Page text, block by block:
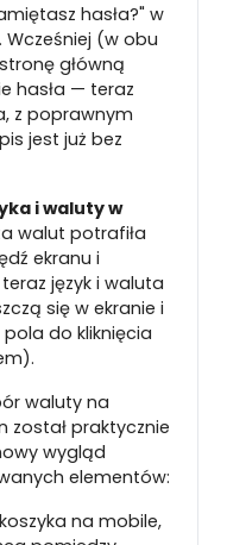
hasła?" w
(w obu
główną
hasła — teraz
z poprawnym
jest już bez
i waluty w
walut potrafiła
ekranu i
język i waluta
się w ekranie i
do kliknięcia
waluty na
został praktycznie
wygląd
elementów:
na mobile,